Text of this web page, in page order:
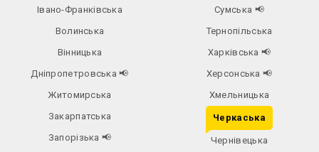
Івано-Франківська
Волинська
Вінницька
Дніпропетровська📢
Житомирська
Закарпатська
Запорізька 📢
Сумська 📢
Тернопільська
Харківська 📢
Херсонська 📢
Хмельницька
Черкаська
Чернівецька